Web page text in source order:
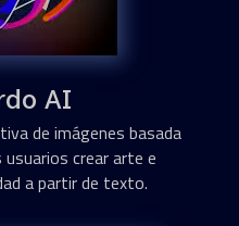
AI
de imágenes basada
crear arte e
a partir de texto.